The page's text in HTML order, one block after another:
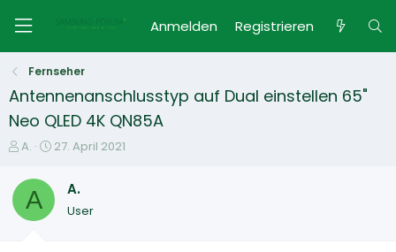
Anmelden Registrieren
Fernseher
Antennenanschlusstyp auf Dual einstellen 65"
Neo QLED 4K QN85A
E
s
e
A.
E
t
27. April 2021
A A.
User